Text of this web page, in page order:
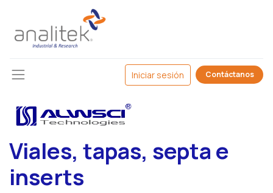
Iniciar sesión Contáctanos
Viales, tapas, septa e
inserts